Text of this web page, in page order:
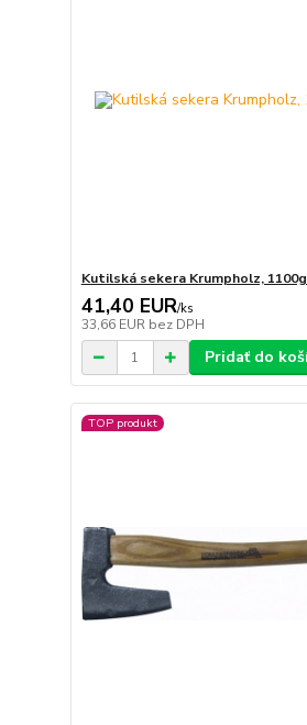
Kutilská sekera Krumpholz,
41,40 EUR/ks
33,66 EUR bez DPH
Pridať do
TOP produkt